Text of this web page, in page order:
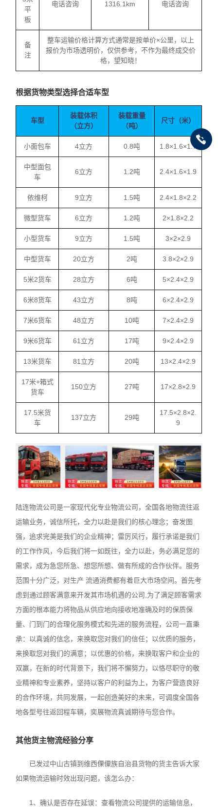
平
板
电话咨询 1316.1km 电话咨询
备
注
整车运输价格计算方式通常是按单价×公里，以上
报价为市场透明价，仅供参考，不作为最终成交价
格，望知晓！
根据货物类型选择合适车型
车型
装载体积
（立方）
装载重量
（吨）
尺寸（米）
小面包车 4立方 0.8吨 1.8×1.6×1.7
中型面包
车
6立方 1.2吨 2.4×1.6×1.9
依维柯 9立方 1.5吨 2.4×1.8×2.2
微型货车 6立方 1.2吨 2×1.8×2.2
小型货车 9立方 1.5吨 3×2×2.9
中型货车 20立方 2吨 3.8×2×2.9
5米2货车 28立方 6吨 5×2.4×2.9
6米8货车 43立方 8吨 6×2.4×2.9
7米6货车 48立方 10吨 7×2.4×2.9
9米6货车 61立方 17吨 9×2.4×2.9
13米货车 81立方 20吨 13×2.4×2.9
17米+箱式
货车
150立方 27吨 17×2.8×2.9
17.5米货
车
137立方 29吨
17.5×2.8×2.
9
陆连物流公司是一家现代化专业物流公司，全国各地物流往返
运输业务，诚信所托，全力以赴是我们的核心理念；奋发图
强，追求完美是我们的企业精神；雷厉风行，履行承诺是我们
的工作作风，今后我们将一如既往，全力以赴，务必满足您的
需求，成为急您所急、想您所想、做有所成的合作伙伴。服务
范围十分广泛，对生产 流通消费都有着巨大市场空间。首先考
虑到通过顾客满意来开发其市场机遇的公司,为了满足顾客需求
方面的根本能力将物品从供应地向接收地准确及时的保质保
量、门到门的合理化服务模式和先进的服务流程，公司一直秉
承：以真诚的信念，来换取您对我们的信任；以优质的服务，
来换取您对我们的满意；以优惠的价格，来换取客户和企业的
双赢，在新的时代背景下，我们将不懈努力，以恪尽职守的敬
业精神和专业素养，坚持以客户的利益为上，为客户营造良好
的合作环境，共同发展，一起创造美好的未来，可调度全国各
地各型号往返回程车辆，奕展物流真诚期待与您合作。
其他货主物流经验分享
已发过中山古镇到维西傈僳族自治县货物的货主告诉大家
如果物流运输时效出现问题，该怎么办：
1、确认是否存在延误：查看物流公司提供的运输信息，